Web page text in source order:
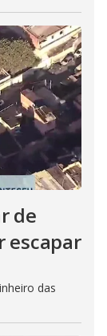
de
escapar
das